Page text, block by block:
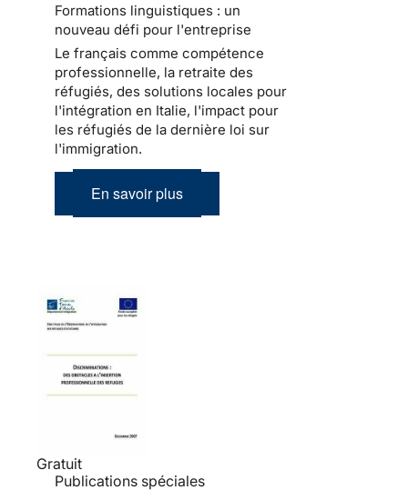
Formations linguistiques : un
nouveau défi pour l'entreprise
Le français comme compétence
professionnelle, la retraite des
réfugiés, des solutions locales pour
l'intégration en Italie, l'impact pour
les réfugiés de la dernière loi sur
l'immigration.
En savoir plus
Gratuit
Publications spéciales